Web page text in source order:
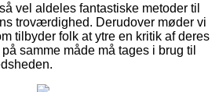
vel aldeles fantastiske metoder til
troværdighed. Derudover møder vi
tilbyder folk at ytre en kritik af deres
samme måde må tages i brug til